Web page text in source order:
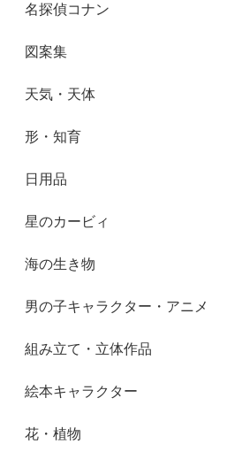
名探偵コナン
図案集
天気・天体
形・知育
日用品
星のカービィ
海の生き物
男の子キャラクター・アニメ
組み立て・立体作品
絵本キャラクター
花・植物